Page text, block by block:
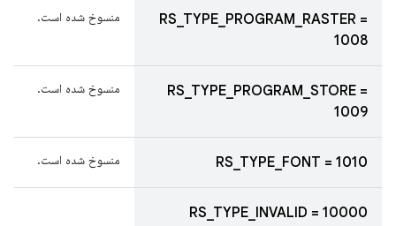
RS_TYPE_PROGRAM_RASTER =
1008
منسوخ شده است.
RS_TYPE_PROGRAM_STORE =
1009
منسوخ شده است.
RS_TYPE_FONT = 1010 منسوخ شده است.
RS_TYPE_INVALID = 10000